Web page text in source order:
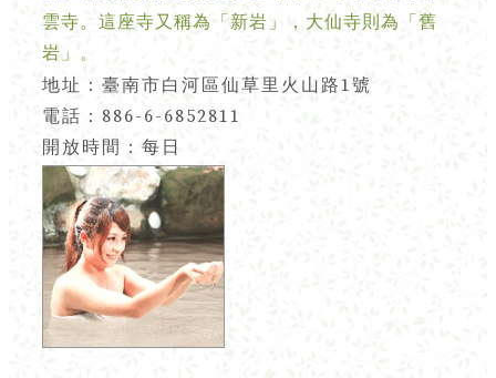
雲寺。這座寺又稱為「新岩」，大仙寺則為「舊
岩」。
地址：臺南市白河區仙草里火山路1號
電話：886-6-6852811
開放時間：每日